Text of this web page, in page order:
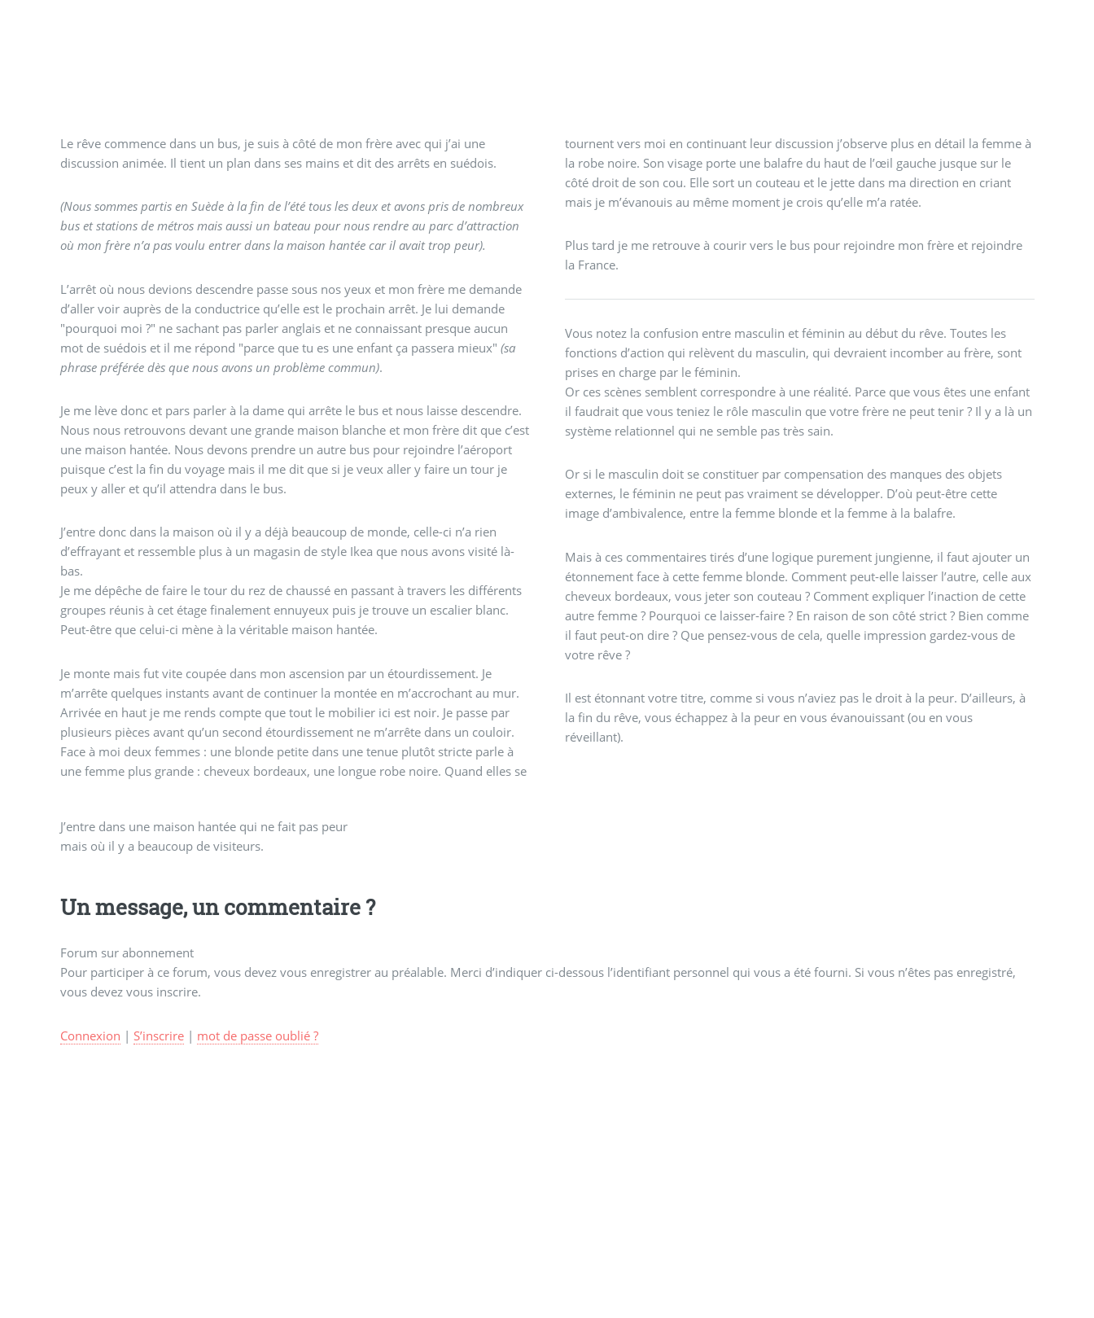
Le rêve commence dans un bus, je suis à côté de mon frère avec qui j’ai une
discussion animée. Il tient un plan dans ses mains et dit des arrêts en suédois.
(Nous sommes partis en Suède à la fin de l’été tous les deux et avons pris de nombreux
bus et stations de métros mais aussi un bateau pour nous rendre au parc d’attraction
où mon frère n’a pas voulu entrer dans la maison hantée car il avait trop peur).
L’arrêt où nous devions descendre passe sous nos yeux et mon frère me demande
d’aller voir auprès de la conductrice qu’elle est le prochain arrêt. Je lui demande
"pourquoi moi ?" ne sachant pas parler anglais et ne connaissant presque aucun
mot de suédois et il me répond "parce que tu es une enfant ça passera mieux" (sa
phrase préférée dès que nous avons un problème commun).
Je me lève donc et pars parler à la dame qui arrête le bus et nous laisse descendre.
Nous nous retrouvons devant une grande maison blanche et mon frère dit que c’est
une maison hantée. Nous devons prendre un autre bus pour rejoindre l’aéroport
puisque c’est la fin du voyage mais il me dit que si je veux aller y faire un tour je
peux y aller et qu’il attendra dans le bus.
J’entre donc dans la maison où il y a déjà beaucoup de monde, celle-ci n’a rien
d’effrayant et ressemble plus à un magasin de style Ikea que nous avons visité là-
bas.
Je me dépêche de faire le tour du rez de chaussé en passant à travers les différents
groupes réunis à cet étage finalement ennuyeux puis je trouve un escalier blanc.
Peut-être que celui-ci mène à la véritable maison hantée.
Je monte mais fut vite coupée dans mon ascension par un étourdissement. Je
m’arrête quelques instants avant de continuer la montée en m’accrochant au mur.
Arrivée en haut je me rends compte que tout le mobilier ici est noir. Je passe par
plusieurs pièces avant qu’un second étourdissement ne m’arrête dans un couloir.
Face à moi deux femmes : une blonde petite dans une tenue plutôt stricte parle à
une femme plus grande : cheveux bordeaux, une longue robe noire. Quand elles se
tournent vers moi en continuant leur discussion j’observe plus en détail la femme à
la robe noire. Son visage porte une balafre du haut de l’œil gauche jusque sur le
côté droit de son cou. Elle sort un couteau et le jette dans ma direction en criant
mais je m’évanouis au même moment je crois qu’elle m’a ratée.
Plus tard je me retrouve à courir vers le bus pour rejoindre mon frère et rejoindre
la France.
Vous notez la confusion entre masculin et féminin au début du rêve. Toutes les
fonctions d’action qui relèvent du masculin, qui devraient incomber au frère, sont
prises en charge par le féminin.
Or ces scènes semblent correspondre à une réalité. Parce que vous êtes une enfant
il faudrait que vous teniez le rôle masculin que votre frère ne peut tenir ? Il y a là un
système relationnel qui ne semble pas très sain.
Or si le masculin doit se constituer par compensation des manques des objets
externes, le féminin ne peut pas vraiment se développer. D’où peut-être cette
image d’ambivalence, entre la femme blonde et la femme à la balafre.
Mais à ces commentaires tirés d’une logique purement jungienne, il faut ajouter un
étonnement face à cette femme blonde. Comment peut-elle laisser l’autre, celle aux
cheveux bordeaux, vous jeter son couteau ? Comment expliquer l’inaction de cette
autre femme ? Pourquoi ce laisser-faire ? En raison de son côté strict ? Bien comme
il faut peut-on dire ? Que pensez-vous de cela, quelle impression gardez-vous de
votre rêve ?
Il est étonnant votre titre, comme si vous n’aviez pas le droit à la peur. D’ailleurs, à
la fin du rêve, vous échappez à la peur en vous évanouissant (ou en vous
réveillant).
J’entre dans une maison hantée qui ne fait pas peur
mais où il y a beaucoup de visiteurs.
Un message, un commentaire ?
Forum sur abonnement
Pour participer à ce forum, vous devez vous enregistrer au préalable. Merci d’indiquer ci-dessous l’identifiant personnel qui vous a été fourni. Si vous n’êtes pas enregistré,
vous devez vous inscrire.
Connexion | S’inscrire| mot de passe oublié ?